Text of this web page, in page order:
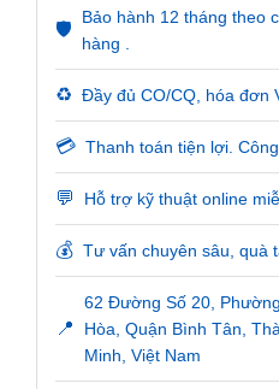
🛡️
Bảo hành 12 tháng theo
hàng .
♻️ Đầy đủ CO/CQ, hóa đơn
💳 Thanh toán tiện lợi.
💬 Hỗ trợ kỹ thuật online
💰 Tư vấn chuyên sâu, quà
📍
62 Đường Số 20,
Hòa, Quận Bình Tân,
Minh, Việt Nam